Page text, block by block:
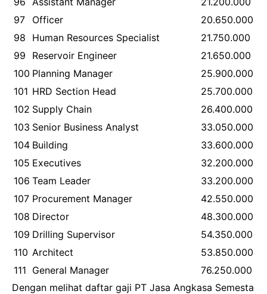
97
Officer
20.650.000
98
Human Resources Specialist
21.750.000
99
Reservoir Engineer
21.650.000
100 Planning Manager
25.900.000
101 HRD Section Head
25.700.000
102 Supply Chain
26.400.000
103 Senior Business Analyst
33.050.000
104 Building
33.600.000
105 Executives
32.200.000
106 Team Leader
33.200.000
107 Procurement Manager
42.550.000
108 Director
48.300.000
109 Drilling Supervisor
54.350.000
110 Architect
53.850.000
111 General Manager
76.250.000
Dengan melihat daftar gaji PT Jasa Angkasa Semesta